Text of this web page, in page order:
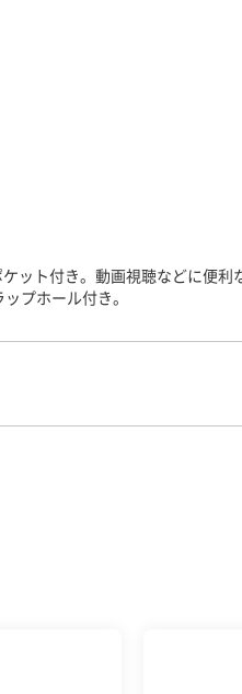
ット付き。動画視聴などに便利
プホール付き。